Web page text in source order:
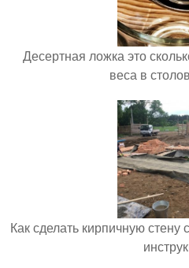
Десертная ложка это
веса в
Как сделать кирпичную